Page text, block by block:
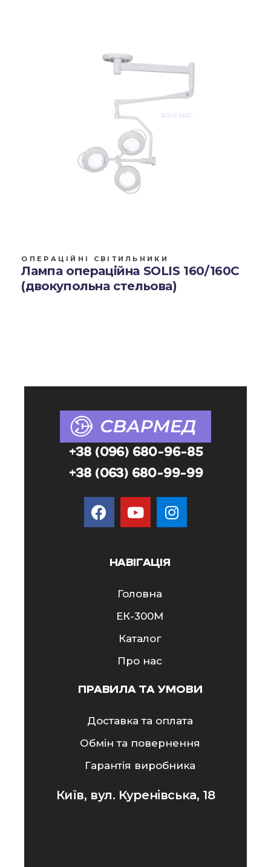
ОПЕРАЦІЙНІ СВІТИЛЬНИКИ
Лампа операційна SOLIS 160/160C
(двокупольна стельова)
+38 (096) 680-96-85
+38 (063) 680-99-99
НАВІГАЦІЯ
Головна
ЕК-300M
Каталог
Про нас
ПРАВИЛА ТА УМОВИ
Доставка та оплата
Обмін та повернення
Гарантія виробника
Київ, вул. Куренівська, 18